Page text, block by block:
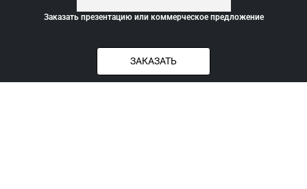
Заказать презентацию или коммерческое предложение
ЗАКАЗАТЬ